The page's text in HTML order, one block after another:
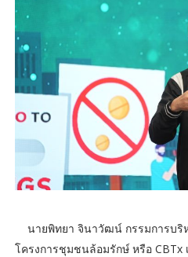
นายพิทยา จินาวัฒน์ กรรมการบริ
โครงการชุมชนล้อมรักษ์ หรือ CBTx